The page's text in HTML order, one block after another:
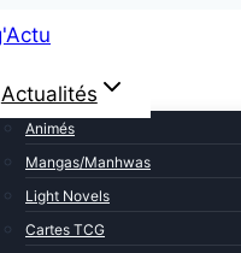
Actualités
Animés
Mangas/Manhwas
Light Novels
Cartes TCG